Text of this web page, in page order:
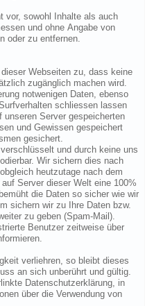
vor, sowohl Inhalte als auch
und ohne Angabe von
oder zu entfernen.
Webseiten zu, dass keine
zugänglich machen wird.
notwenigen Daten, ebenso
schliessen lassen
unseren Server gespeicherten
und Gewissen gespeichert
gesichert.
und durch keine uns
Wir sichern dies nach
heutzutage nach dem
Server dieser Welt eine 100%
die Daten so sicher wie wir
sichern wir zu Ihre Daten bzw.
zu geben (Spam-Mail).
Benutzer zeitweise über
verliehren, so bleibt dieses
an sich unberührt und gültig.
Datenschutzerklärung, in
über die Verwendung von